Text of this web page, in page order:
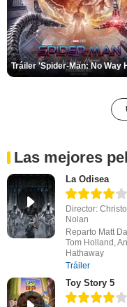
Tráiler 'Spider-Man: No Way
Las mejores
La Odisea
Director:
Nolan
Reparto Matt
Tom Holland,
Hathaway
Tráiler
Toy Story 5